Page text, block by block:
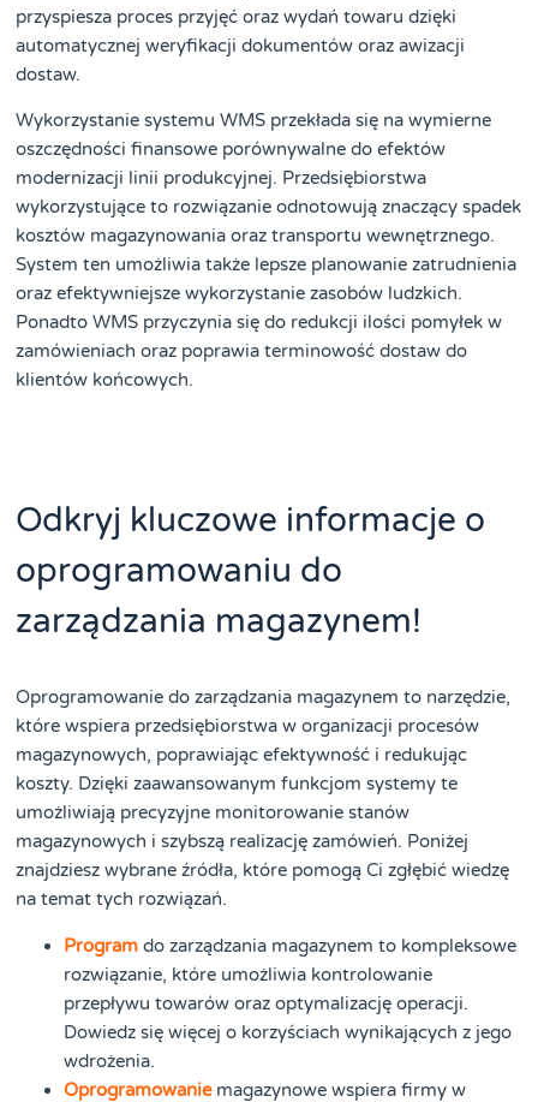
przyspiesza proces przyjęć oraz wydań towaru dzięki
automatycznej weryfikacji dokumentów oraz awizacji
dostaw.
Wykorzystanie systemu WMS przekłada się na wymierne
oszczędności finansowe porównywalne do efektów
modernizacji linii produkcyjnej. Przedsiębiorstwa
wykorzystujące to rozwiązanie odnotowują znaczący spadek
kosztów magazynowania oraz transportu wewnętrznego.
System ten umożliwia także lepsze planowanie zatrudnienia
oraz efektywniejsze wykorzystanie zasobów ludzkich.
Ponadto WMS przyczynia się do redukcji ilości pomyłek w
zamówieniach oraz poprawia terminowość dostaw do
klientów końcowych.
Odkryj kluczowe informacje o
oprogramowaniu do
zarządzania magazynem!
Oprogramowanie do zarządzania magazynem to narzędzie,
które wspiera przedsiębiorstwa w organizacji procesów
magazynowych, poprawiając efektywność i redukując
koszty. Dzięki zaawansowanym funkcjom systemy te
umożliwiają precyzyjne monitorowanie stanów
magazynowych i szybszą realizację zamówień. Poniżej
znajdziesz wybrane źródła, które pomogą Ci zgłębić wiedzę
na temat tych rozwiązań.
Program do zarządzania magazynem to kompleksowe
rozwiązanie, które umożliwia kontrolowanie
przepływu towarów oraz optymalizację operacji.
Dowiedz się więcej o korzyściach wynikających z jego
wdrożenia.
Oprogramowaniemagazynowe wspiera firmy w